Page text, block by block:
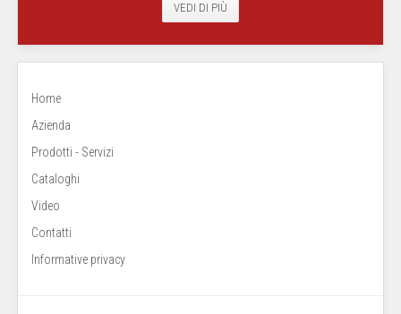
VEDI DI PIÙ
Home
Azienda
Prodotti - Servizi
Cataloghi
Video
Contatti
Informative privacy